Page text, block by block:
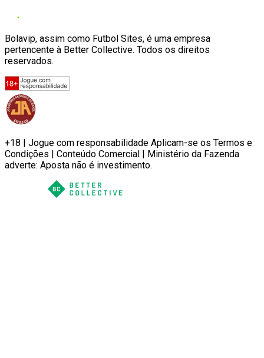
Bolavip, assim como Futbol Sites, é uma empresa
pertencente à Better Collective. Todos os direitos
reservados.
+18 | Jogue com responsabilidade Aplicam-se os Termos e
Condições | Conteúdo Comercial | Ministério da Fazenda
adverte: Aposta não é investimento.